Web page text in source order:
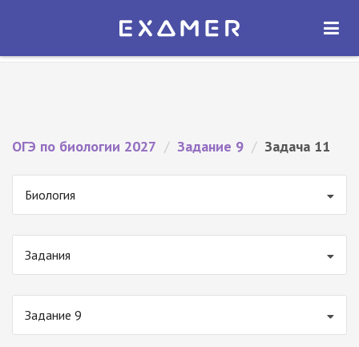
Экзамер — ЕГЭ 2027
ОТКРЫТЬ
ОГЭ по биологии 2027 / Задание 9 / Задача 11
Биология
Задания
Задание 9